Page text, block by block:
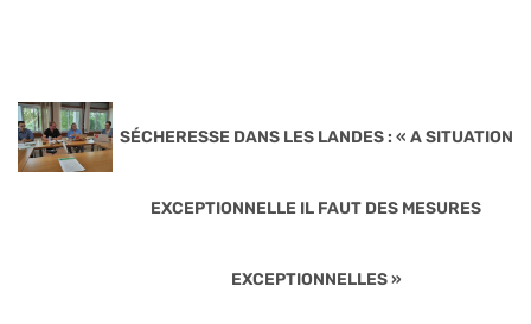
SÉCHERESSE DANS LES LANDES : « A SITUATION
EXCEPTIONNELLE IL FAUT DES MESURES
EXCEPTIONNELLES »